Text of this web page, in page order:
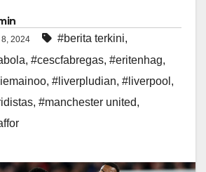
2024 #berita terkini,
, #cescfabregas, #eritenhag,
, #liverpludian, #liverpool ,
, #manchester united,